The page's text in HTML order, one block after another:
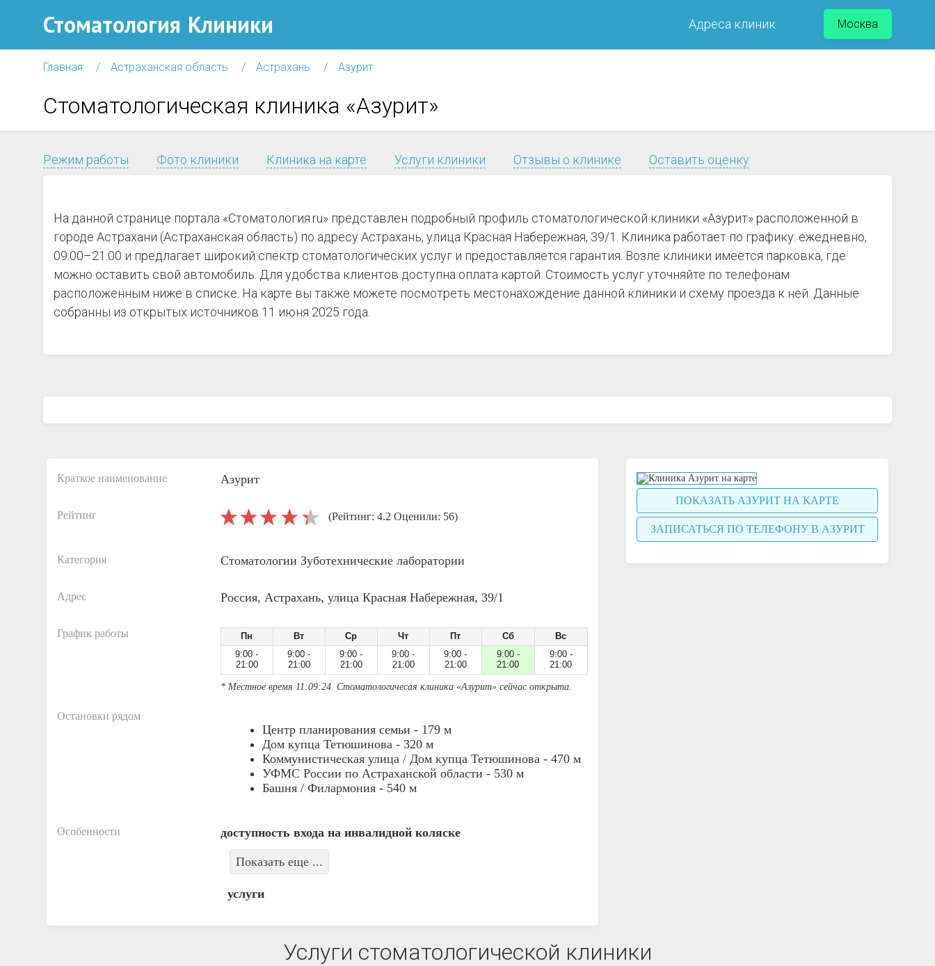
Стоматология Клиники Адреса клиник Москва
Главная Астраханская область Астрахань Азурит
Стоматологическая клиника «Азурит»
Режим работы Фото клиники Клиника на карте Услуги клиники Отзывы о клинике Оставить оценку
На данной странице портала «Стоматология.ru» представлен подробный профиль стоматологической клиники «Азурит» расположенной в
городе Астрахани (Астраханская область) по адресу Астрахань, улица Красная Набережная, 39/1. Клиника работает по графику: ежедневно,
09:00–21:00 и предлагает широкий спектр стоматологических услуг и предоставляется гарантия. Возле клиники имеется парковка, где
можно оставить свой автомобиль. Для удобства клиентов доступна оплата картой. Стоимость услуг уточняйте по телефонам
расположенным ниже в списке. На карте вы также можете посмотреть местонахождение данной клиники и схему проезда к ней. Данные
собранны из открытых источников 11 июня 2025 года.
Краткое наименование Азурит
Рейтинг (Рейтинг: 4.2 Оценили: 56)
Категория Стоматологии Зуботехнические лаборатории
Адрес Россия, Астрахань, улица Красная Набережная, 39/1
График работы Пн Вт Ср Чт Пт Сб
Вс
9:00 -
21:00
9:00 -
21:00
9:00 -
21:00
9:00 -
21:00
9:00 -
21:00
9:00 -
21:00
9:00 -
21:00
* Местное время 11:09:24. Стоматологичесая клиника «Азурит» сейчас открыта.
Остановки рядом
Центр планирования семьи - 179 м
Дом купца Тетюшинова - 320 м
Коммунистическая улица / Дом купца Тетюшинова - 470 м
УФМС России по Астраханской области - 530 м
Башня / Филармония - 540 м
Особенности доступность входа на инвалидной коляске
Показать еще ...
услуги
ПОКАЗАТЬ АЗУРИТ НА КАРТЕ
ЗАПИСАТЬСЯ ПО ТЕЛЕФОНУ В АЗУРИТ
Услуги стоматологической клиники